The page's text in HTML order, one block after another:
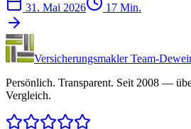
31. Mai 2026 17 Min.
Versicherungsmakler Team-
Persönlich. Transparent. Seit 2008 —
Vergleich.